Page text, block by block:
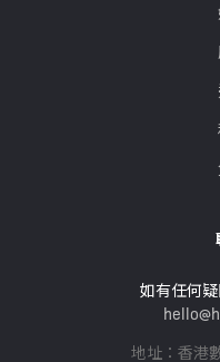
如有任何
地址：香港